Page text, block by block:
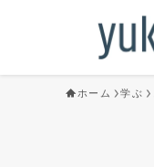
ホーム 学ぶ